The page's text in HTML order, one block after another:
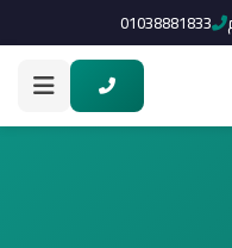
01038881833